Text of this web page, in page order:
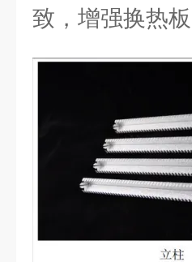
致，增强换热